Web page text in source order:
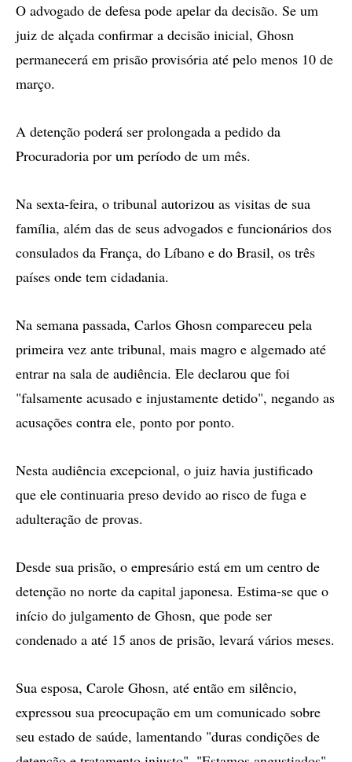
O advogado de defesa pode apelar da decisão. Se um
juiz de alçada confirmar a decisão inicial, Ghosn
permanecerá em prisão provisória até pelo menos 10 de
março.
A detenção poderá ser prolongada a pedido da
Procuradoria por um período de um mês.
Na sexta-feira, o tribunal autorizou as visitas de sua
família, além das de seus advogados e funcionários dos
consulados da França, do Líbano e do Brasil, os três
países onde tem cidadania.
Na semana passada, Carlos Ghosn compareceu pela
primeira vez ante tribunal, mais magro e algemado até
entrar na sala de audiência. Ele declarou que foi
"falsamente acusado e injustamente detido", negando as
acusações contra ele, ponto por ponto.
Nesta audiência excepcional, o juiz havia justificado
que ele continuaria preso devido ao risco de fuga e
adulteração de provas.
Desde sua prisão, o empresário está em um centro de
detenção no norte da capital japonesa. Estima-se que o
início do julgamento de Ghosn, que pode ser
condenado a até 15 anos de prisão, levará vários meses.
Sua esposa, Carole Ghosn, até então em silêncio,
expressou sua preocupação em um comunicado sobre
seu estado de saúde, lamentando "duras condições de